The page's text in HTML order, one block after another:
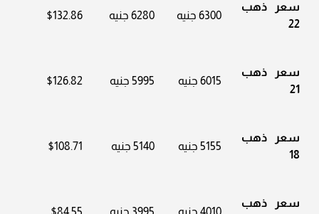
سعر ذهب
22
6300 جنيه 6280 جنيه $132.86
سعر ذهب
21
6015 جنيه 5995 جنيه $126.82
سعر ذهب
18
5155 جنيه 5140 جنيه $108.71
سعر ذهب